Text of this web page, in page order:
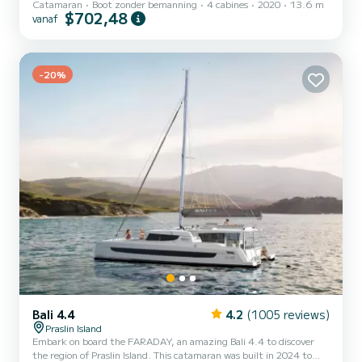
mooiste ankerplaatsen op Praslin Island. U gaat een uitzonderlijke
cruise beleven op deze catamaran van 14 meter. U kunt maximaal
batten mainsail en een Furling genua. Het heeft de vo...
Catamaran Boot zonder bemanning 4 cabines 2020 13.6 m
vanaf $702,48
-20%
Bali 4.4 4.2 (1005 reviews)
Praslin Island
Embark on board the FARADAY, an amazing Bali 4.4 to discover
the region of Praslin Island. This catamaran was built in 2024 to